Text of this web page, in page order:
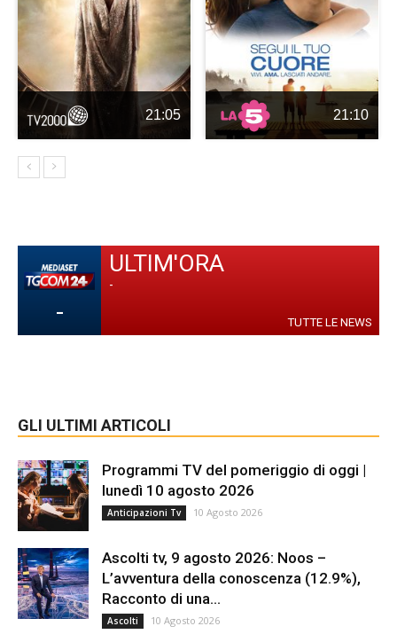
21:05 21:10
-
ULTIM'ORA
-
TUTTE LE NEWS
GLI ULTIMI ARTICOLI
Programmi TV del pomeriggio di oggi |
lunedì 10 agosto 2026
Anticipazioni Tv 10 Agosto 2026
Ascolti tv, 9 agosto 2026: Noos –
L’avventura della conoscenza (12.9%),
Racconto di una...
Ascolti 10 Agosto 2026